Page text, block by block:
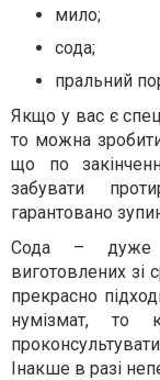
мило;
сода;
пральний
Якщо у вас є
то можна
що по
забувати
гарантовано
Сода – дуже
виготовлених зі
прекрасно
нумізмат, то
Інакше в разі